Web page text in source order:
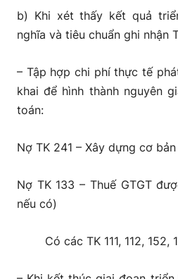
b) Khi xét thấy kết quả
nghĩa và tiêu chuẩn ghi nhận
– Tập hợp chi phí thực tế
khai để hình thành nguyên
toán:
Nợ TK 241 – Xây dựng cơ
Nợ TK 133 – Thuế GTGT
nếu có)
Có các TK 111, 112, 152,